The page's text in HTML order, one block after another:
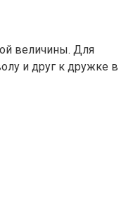
величины. Для
и друг к дружке в